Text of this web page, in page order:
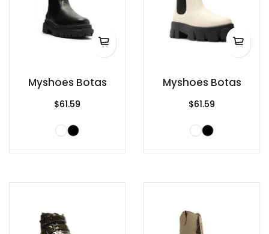
Myshoes Botas
$61.59
Myshoes Botas
$61.59